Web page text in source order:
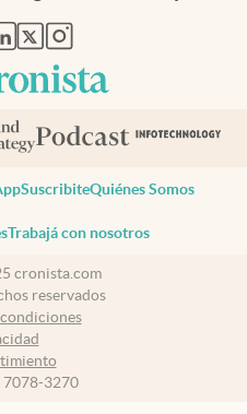
nueva pestaña
en nueva pestaña
abre en nueva pestaña
abre en nueva pestaña
abre en nueva pestaña
SuscribiteQuiénes Somos
Trabajá con nosotros
cronista.com
reservados
7078-3270